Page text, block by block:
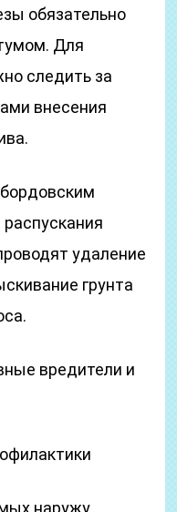
обязательно
Для
следить за
внесения
удаление
грунта
вредители и
наружу